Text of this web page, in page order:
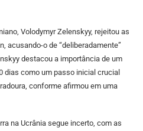
Volodymyr Zelenskyy, rejeitou as
acusando-o de “deliberadamente”
destacou a importância de um
dias como um passo inicial crucial
conforme afirmou em uma
na Ucrânia segue incerto, com as